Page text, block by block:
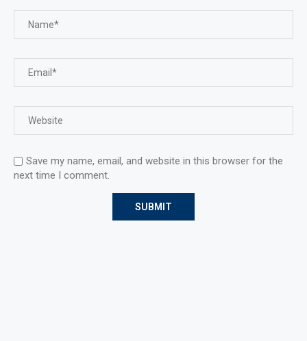
Save my name, email, and website in this browser for the
next time I comment.